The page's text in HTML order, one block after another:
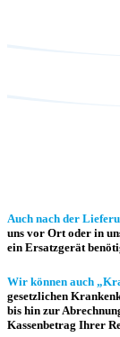
Auch nach der
uns vor Ort oder in
ein Ersatzgerät
Wir können auch
gesetzlichen
bis hin zur
Kassenbetrag Ihrer